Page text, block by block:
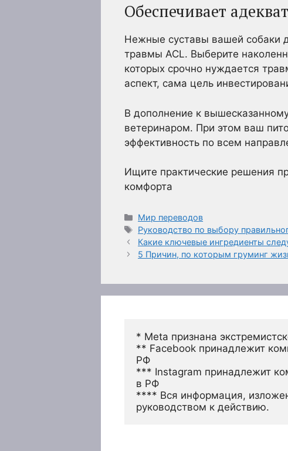
Обеспечивает
Нежные суставы вашей собаки
травмы ACL. Выберите
которых срочно нуждается
аспект, сама цель
В дополнение к
ветеринаром. При этом ваш
эффективность по всем
Ищите практические решения
комфорта
Рубрики
Мир переводов
Метки
Руководство по выбору
Какие ключевые ингредиенты
5 Причин, по которым груминг
* Meta признана
** Facebook принадлежит
РФ
*** Instagram принадлежит
в РФ
**** Вся информация,
руководством к действию.